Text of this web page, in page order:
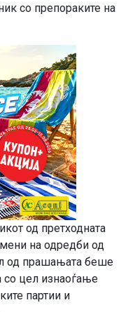
со препораките на
од претходната
на одредби од
од прашањата беше
со цел изнаоѓање
партии и